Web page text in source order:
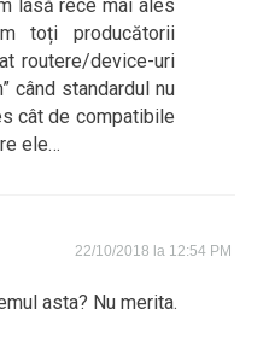
lasă rece mai ales
toți producătorii
routere/device-uri
când standardul nu
cât de compatibile
ele…
22/10/2018 la 12:54 PM
asta? Nu merita.